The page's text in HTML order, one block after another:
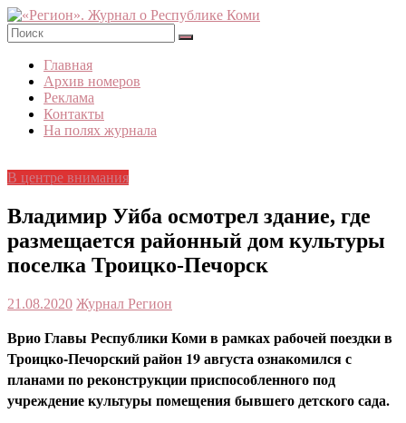
Skip
to
content
«Регион».
Журнал
Республике
Коми
Главная
Архив номеров
Реклама
Контакты
На полях журнала
В центре внимания
Владимир Уйба осмотрел здание, где
размещается районный дом культуры
поселка Троицко-Печорск
21.08.2020 Журнал Регион
Врио Главы Республики Коми в рамках рабочей поездки в
Троицко-Печорский район 19 августа ознакомился с
планами по реконструкции приспособленного под
учреждение культуры помещения бывшего детского сада.